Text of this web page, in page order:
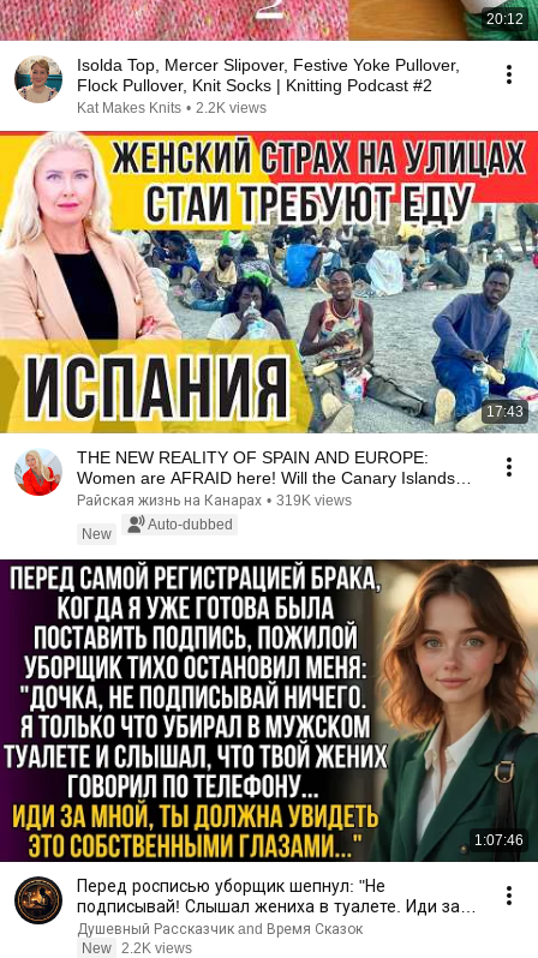
20:12
Isolda Top, Mercer Slipover, Festive Yoke Pullover,
Flock Pullover, Knit Socks | Knitting Podcast #2
Kat Makes Knits • 2.2K views
17:43
THE NEW REALITY OF SPAIN AND EUROPE:
Women are AFRAID here! Will the Canary Islands
repeat this n...
Райская жизнь на Канарах • 319K views
New
Auto-dubbed
1:07:46
Перед росписью уборщик шепнул: "Не
подписывай! Слышал жениха в туалете. Иди за
мной быстро…!"
Душевный Рассказчик and Время Сказок
New
2.2K views